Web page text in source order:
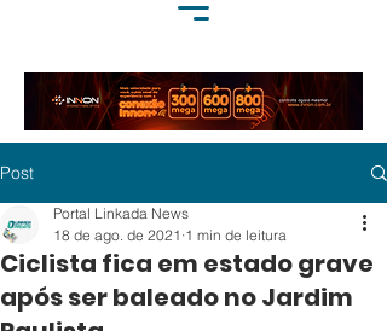
Post
Ciclista fica em estado grave
após ser baleado no Jardim
Portal Linkada News
18 de ago. de 2021 1 min de leitura